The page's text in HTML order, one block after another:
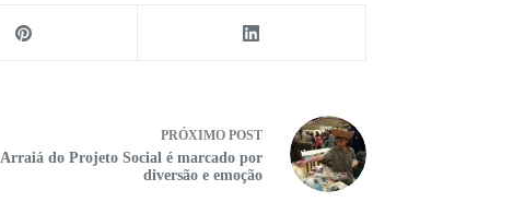
PRÓXIMO POST
Arraiá do Projeto Social é marcado por
diversão e emoção